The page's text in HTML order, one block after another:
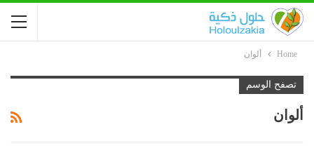
Home ألوان
تصفح الوسم
ألوان